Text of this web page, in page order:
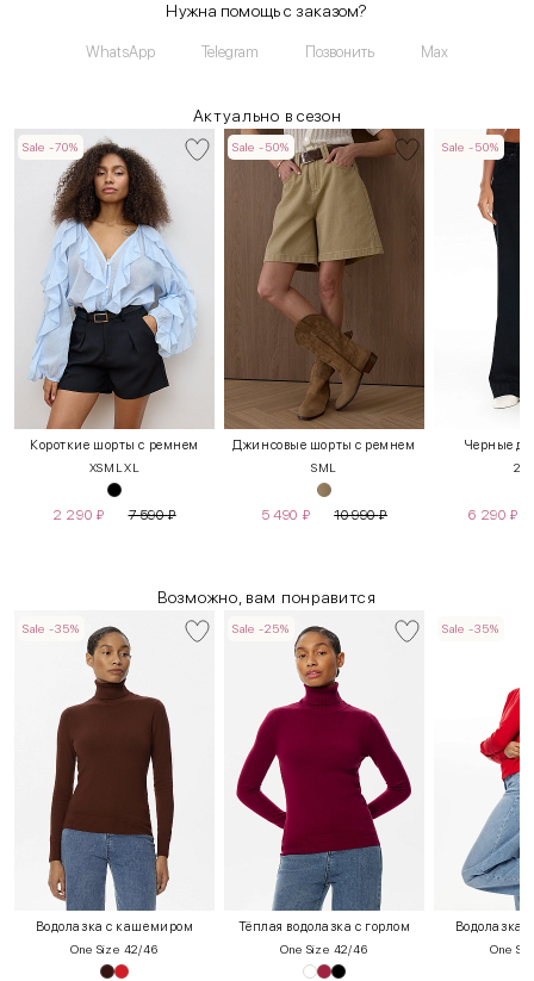
Нужна помощь с заказом?
WhatsApp Telegram Позвонить Max
Актуально в сезон
Sale -70%
Короткие шорты с ремнем
XSM L XL
2 290 ₽ 7 590₽
Sale -50%
Джинсовые шорты с ремнем
SML
5 490 ₽ 10 990₽
Sale -50%
Черные
26
6 290 ₽
Возможно, вам понравится
Sale -35%
Водолазка с кашемиром
One Size 42/46
Sale -25%
Тёплая водолазка с горлом
One Size 42/46
Sale -35%
Водолазка
One